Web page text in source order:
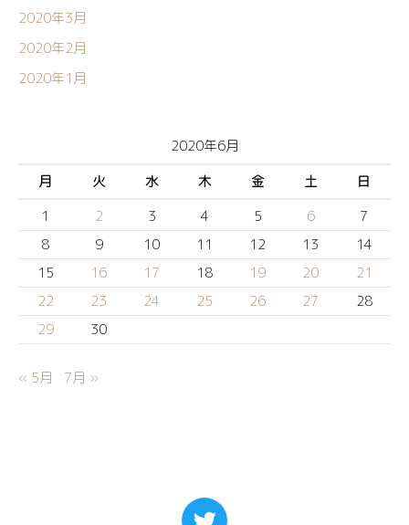
2020年3月
2020年2月
2020年1月
2020年6月
月
火 水 木 金 土
日
1
2 3 4 5 6
7
8
9 10 11 12 13
14
15
16 17 18 19 20
21
22
23 24 25 26 27
28
29
30
« 5月 7月 »